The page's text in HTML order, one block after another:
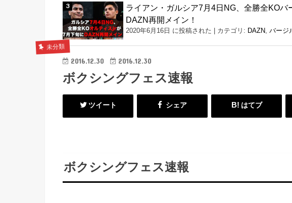
ライアン・ガルシア7月4日NG、全勝全KO
DAZN再開メイン！
2020年6月16日 に投稿された カテゴリ: DAZN バージ
未分類
2016.12.30 2016.12.30
ボクシングフェス速報
ツイート シェア はてブ
ボクシングフェス速報